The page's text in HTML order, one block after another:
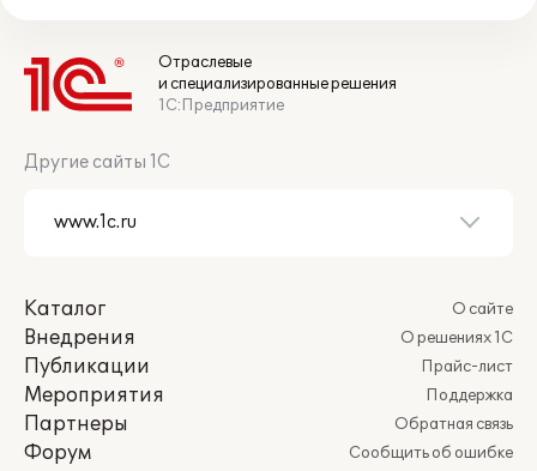
Отраслевые
и специализированные решения
1С:Предприятие
Другие сайты 1С
Каталог
Внедрения
Публикации
Мероприятия
Партнеры
Форум
О сайте
О решениях 1С
Прайс-лист
Поддержка
Обратная связь
Сообщить об ошибке